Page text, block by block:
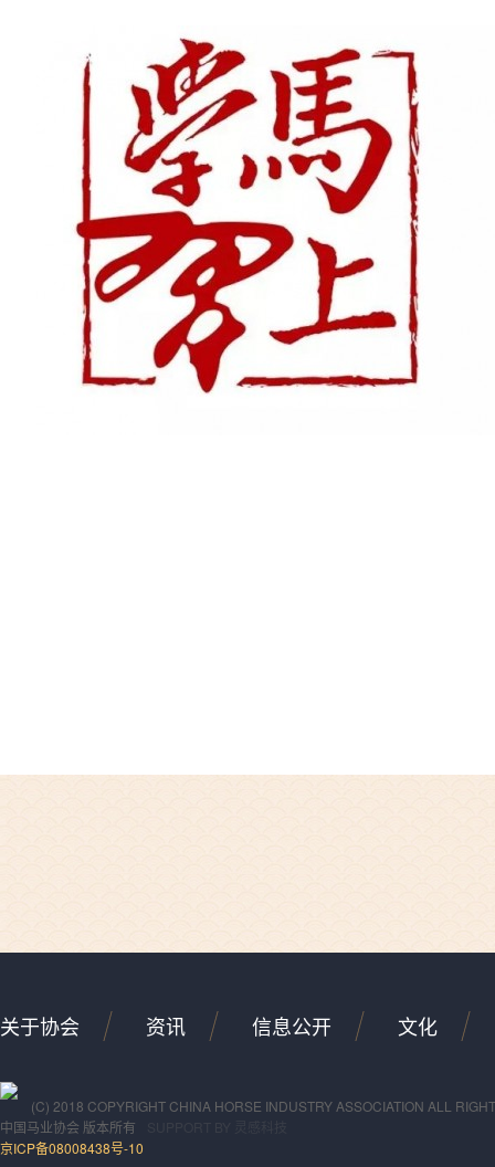
关于协会 资讯 信息公开 文化
(C) 2018 COPYRIGHT CHINA HORSE INDUSTRY ASSOCIATION ALL
中国马业协会 版本所有
京ICP备08008438号-10